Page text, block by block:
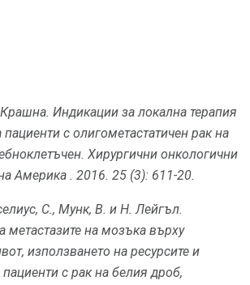
Индикации за локална терапия
с олигометастатичен рак на
Хирургични онкологични
Америка . 2016. 25 (3): 611-20.
С., Мунк, В. и Н. Лейгъл.
метастазите на мозъка върху
използването на ресурсите и
с рак на белия дроб,